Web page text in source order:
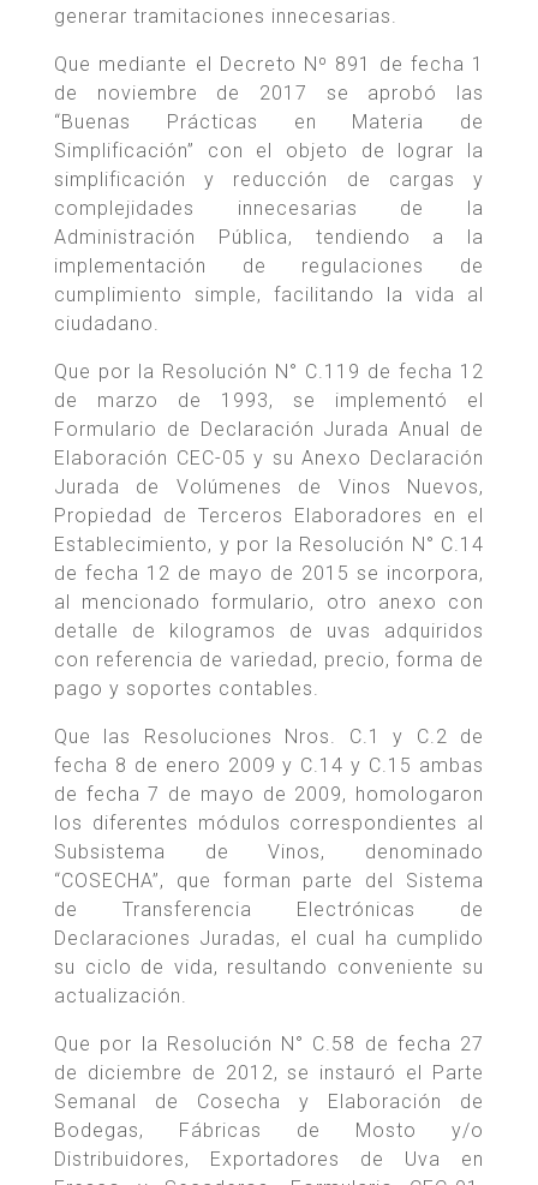
generar tramitaciones innecesarias.
Que mediante el Decreto Nº 891 de fecha 1
de noviembre de 2017 se aprobó las
“Buenas Prácticas en Materia de
Simplificación” con el objeto de lograr la
simplificación y reducción de cargas y
complejidades innecesarias de la
Administración Pública, tendiendo a la
implementación de regulaciones de
cumplimiento simple, facilitando la vida al
ciudadano.
Que por la Resolución N° C.119 de fecha 12
de marzo de 1993, se implementó el
Formulario de Declaración Jurada Anual de
Elaboración CEC-05 y su Anexo Declaración
Jurada de Volúmenes de Vinos Nuevos,
Propiedad de Terceros Elaboradores en el
Establecimiento, y por la Resolución N° C.14
de fecha 12 de mayo de 2015 se incorpora,
al mencionado formulario, otro anexo con
detalle de kilogramos de uvas adquiridos
con referencia de variedad, precio, forma de
pago y soportes contables.
Que las Resoluciones Nros. C.1 y C.2 de
fecha 8 de enero 2009 y C.14 y C.15 ambas
de fecha 7 de mayo de 2009, homologaron
los diferentes módulos correspondientes al
Subsistema de Vinos, denominado
“COSECHA”, que forman parte del Sistema
de Transferencia Electrónicas de
Declaraciones Juradas, el cual ha cumplido
su ciclo de vida, resultando conveniente su
actualización.
Que por la Resolución N° C.58 de fecha 27
de diciembre de 2012, se instauró el Parte
Semanal de Cosecha y Elaboración de
Bodegas, Fábricas de Mosto y/o
Distribuidores, Exportadores de Uva en